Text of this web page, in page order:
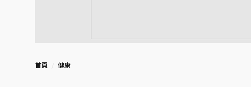
首頁 健康